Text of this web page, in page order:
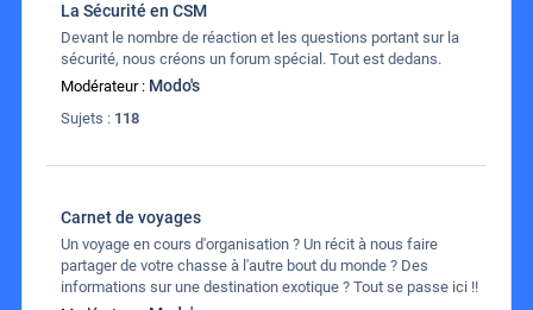
La Sécurité en CSM
Devant le nombre de réaction et les questions portant sur la
sécurité, nous créons un forum spécial. Tout est dedans.
Modérateur : Modo's
Sujets : 118
Carnet de voyages
Un voyage en cours d'organisation ? Un récit à nous faire
partager de votre chasse à l'autre bout du monde ? Des
informations sur une destination exotique ? Tout se passe ici !!